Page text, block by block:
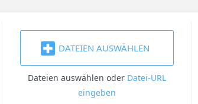
DATEIEN AUSWÄHLEN
Dateien auswählen oder Datei-URL
eingeben